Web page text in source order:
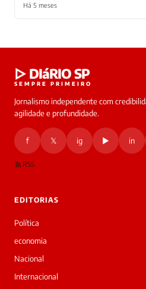
Há 5 meses
online
Oi!
Bom
dia!
a
▷ DIáRIO SP
SEMPRE PRIMEIRO
Jornalismo independente com
agilidade e profundidade.
f 𝕏 ig ▶ in
RSS
EDITORIAS
Política
economia
Nacional
Internacional